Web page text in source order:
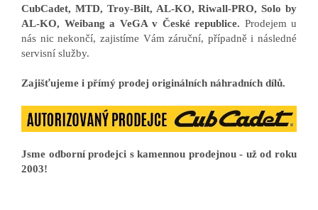
CubCadet, MTD, Troy-Bilt, AL-KO, Riwall-PRO, Solo by
AL-KO, Weibang a VeGA v České republice. Prodejem u
nás nic nekončí, zajistíme Vám záruční, případně i následné
servisní služby.
Zajišťujeme i přímý prodej originálních náhradních dílů.
Jsme odborní prodejci s kamennou prodejnou - už od roku
2003!